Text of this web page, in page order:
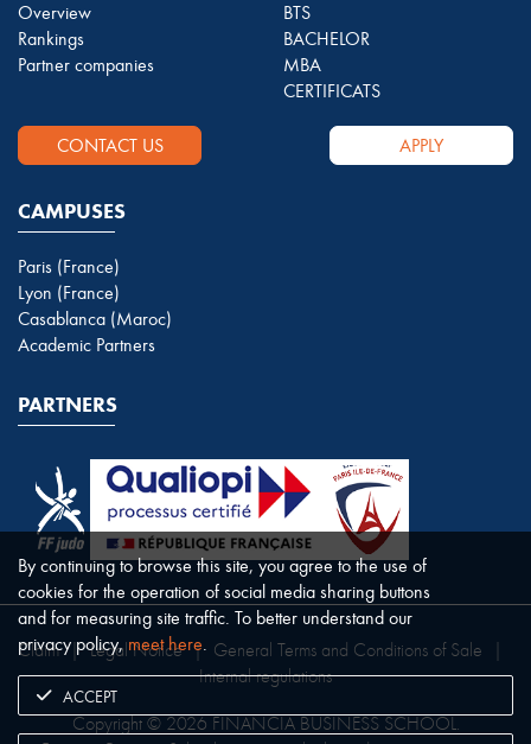
Overview
Rankings
Partner companies
BTS
BACHELOR
MBA
CERTIFICATS
CONTACT US APPLY
CAMPUSES
Paris (France)
Lyon (France)
Casablanca (Maroc)
Academic Partners
PARTNERS
Copyright © 2026 FINANCIA BUSINESS SCHOOL.
Claim | Legal Notice | General Terms and Conditions of Sale
Internal regulations
By continuing to browse this site, you agree to the use of
cookies for the operation of social media sharing buttons
and for measuring site traffic. To better understand our
privacy policy,meet here.
ACCEPT